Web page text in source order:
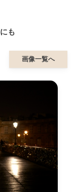
も
画像一覧へ